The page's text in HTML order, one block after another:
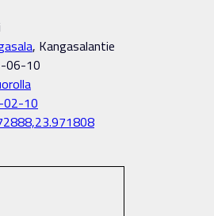
, Kangasalantie
06-10
02-10